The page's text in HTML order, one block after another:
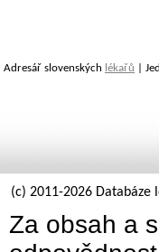
Adresář slovenských lékařů |
(c) 2011-2026 Databáze
Za obsah a